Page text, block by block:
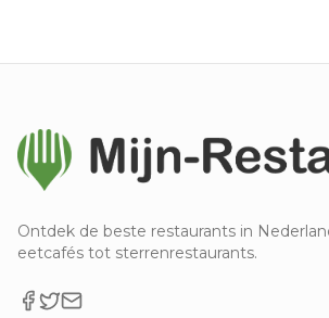
Ontdek de beste restaurants in
eetcafés tot sterrenrestaurants.